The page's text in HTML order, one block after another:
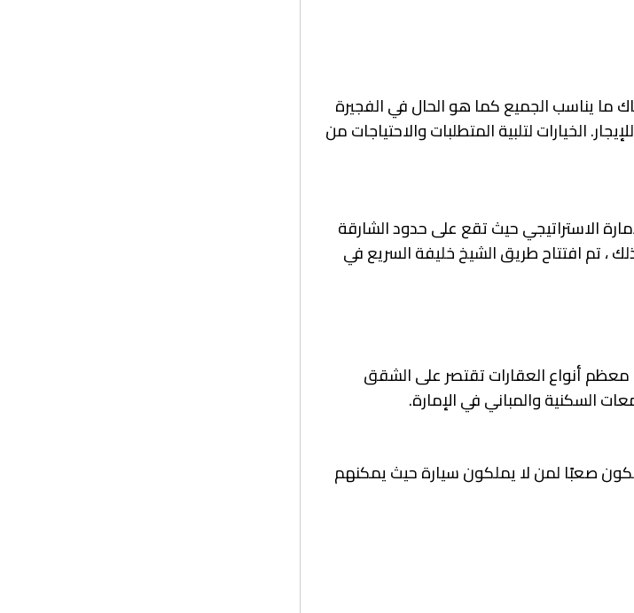
ما يناسب الجميع كما هو الحال في الفجيرة
الخيارات لتلبية المتطلبات والاحتياجات من
الاستراتيجي حيث تقع على حدود الشارقة
، تم افتتاح طريق الشيخ خليفة السريع في
معظم أنواع العقارات تقتصر على الشقق
السكنية والمباني في الإمارة.
يكون صعبًا لمن لا يملكون سيارة حيث يمكنهم